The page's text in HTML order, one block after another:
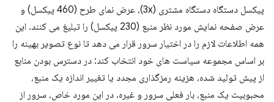
پیکسل دستگاه دستگاه مشتری (3x)، عرض نمای طرح (460 پیکسل) و
عرض صفحه نمایش مورد نظر منبع (230 پیکسل) را تبلیغ می کنند. این
همه اطلاعات لازم را در اختیار سرور قرار می دهد تا نوع تصویر بهینه را
بر اساس مجموعه سیاست های خود انتخاب کند: در دسترس بودن منابع
از پیش تولید شده، هزینه رمزگذاری مجدد یا تغییر اندازه یک منبع،
محبوبیت یک منبع، بار فعلی سرور و غیره. در این مورد خاص، سرور از